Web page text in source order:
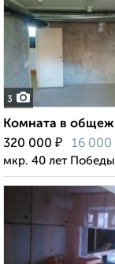
3
Комната в
320 000 ₽ 16 000
мкр. 40 лет